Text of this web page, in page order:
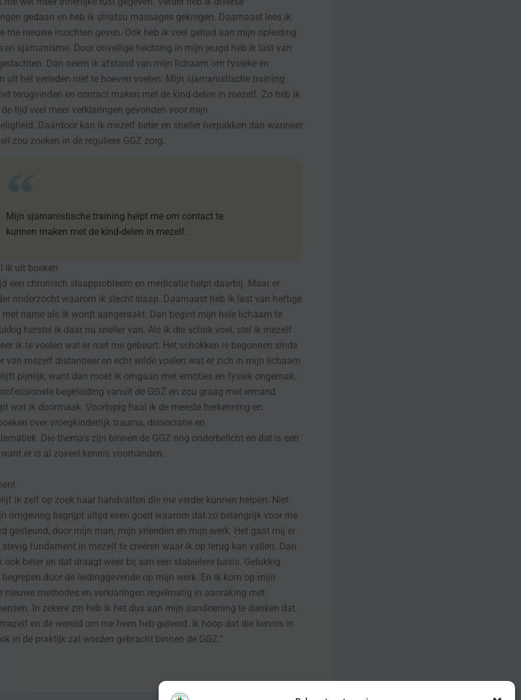
gedaan en heb ik shiatsu massages gekregen. Daarnaast lees ik
me nieuwe inzichten geven. Ook heb ik veel gehad aan mijn opleiding
sjamanisme. Door onveilige hechting in mijn jeugd heb ik last van
Dan neem ik afstand van mijn lichaam om fysieke en
uit het verleden niet te hoeven voelen. Mijn sjamanistische training
terugvinden en contact maken met de kind-delen in mezelf. Zo heb ik
tijd veel meer verklaringen gevonden voor mijn
Daardoor kan ik mezelf beter en sneller herpakken dan wanneer
zou zoeken in de reguliere GGZ zorg.
Mijn sjamanistische training helpt me om contact te
kunnen maken met de kind-delen in mezelf.
ik uit boeken
een chronisch slaapprobleem en medicatie helpt daarbij. Maar er
onderzocht waarom ik slecht slaap. Daarnaast heb ik last van heftige
met name als ik wordt aangeraakt. Dan begint mijn hele lichaam te
herstel ik daar nu sneller van. Als ik die schrik voel, stel ik mezelf
ik te voelen wat er met me gebeurt. Het schokken is begonnen sinds
van mezelf distantieer en echt wilde voelen wat er zich in mijn lichaam
pijnlijk, want dan moet ik omgaan met emoties en fysiek ongemak.
begeleiding vanuit de GGZ en zou graag met iemand
wat ik doormaak. Voorlopig haal ik de meeste herkenning en
over vroegkinderlijk trauma, dissociatie en
Die thema’s zijn binnen de GGZ nog onderbelicht en dat is een
er is al zoveel kennis voorhanden.
ik zelf op zoek naar handvatten die me verder kunnen helpen. Niet
omgeving begrijpt altijd even goed waarom dat zo belangrijk voor me
gesteund, door mijn man, mijn vrienden en mijn werk. Het gaat mij er
fundament in mezelf te creëren waar ik op terug kan vallen. Dan
ook beter en dat draagt weer bij aan een stabielere basis. Gelukkig
door de leidinggevende op mijn werk. En ik kom op mijn
nieuwe methodes en verklaringen regelmatig in aanraking met
In zekere zin heb ik het dus aan mijn aandoening te danken dat
en de wereld om me heen heb geleerd. Ik hoop dat die kennis in
in de praktijk zal worden gebracht binnen de GGZ.”